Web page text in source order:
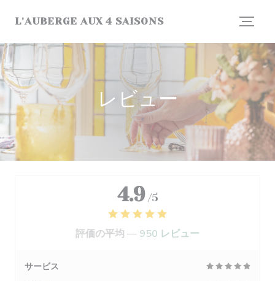
L'AUBERGE AUX 4 SAISONS
レビュー
4.9 /5
評価の平均 — 950 レビュー
サービス